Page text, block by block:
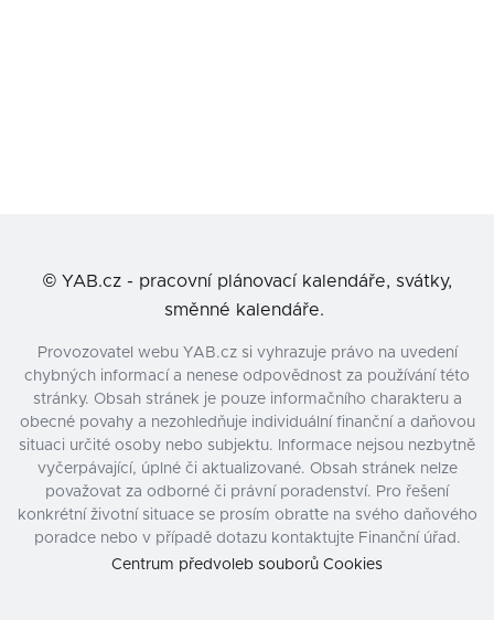
© YAB.cz - pracovní plánovací kalendáře, svátky,
směnné kalendáře.
Provozovatel webu YAB.cz si vyhrazuje právo na uvedení
chybných informací a nenese odpovědnost za používání této
stránky. Obsah stránek je pouze informačního charakteru a
obecné povahy a nezohledňuje individuální finanční a daňovou
situaci určité osoby nebo subjektu. Informace nejsou nezbytně
vyčerpávající, úplné či aktualizované. Obsah stránek nelze
považovat za odborné či právní poradenství. Pro řešení
konkrétní životní situace se prosím obraťte na svého daňového
poradce nebo v případě dotazu kontaktujte Finanční úřad.
Centrum předvoleb souborů Cookies